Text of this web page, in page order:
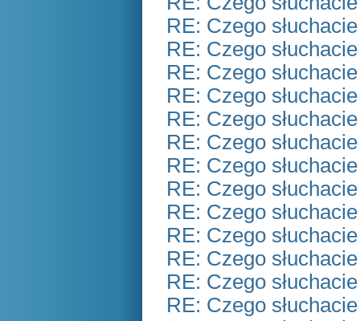
RE: Czego
RE: Czego
RE: Czego
RE: Czego
RE: Czego
RE: Czego
RE: Czego
RE: Czego
RE: Czego
RE: Czego
RE: Czego
RE: Czego
RE: Czego